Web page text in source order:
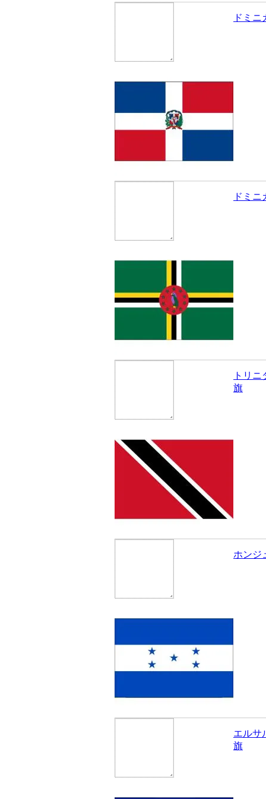
ドミニ
ドミニ
トリ
旗
ホンジ
エルサ
旗